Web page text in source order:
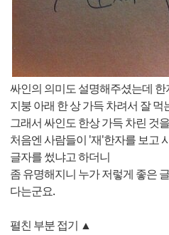
싸인의 의미도 설명해주셨는데
지붕 아래 한 상 가득 차려서 잘
그래서 싸인도 한상 가득 차린 것
처음엔 사람들이 '재'한자를 보고
글자를 썼냐고 하더니
좀 유명해지니 누가 저렇게 좋은
다는군요.
펼친 부분 접기 ▲